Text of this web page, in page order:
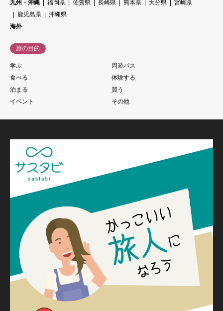
九州・沖縄
福岡県 佐賀県 長崎県 熊本県 大分県
宮崎県
鹿児島県
沖縄県
海外
旅の目的
学ぶ
周遊パス
食べる
体験する
泊まる
買う
イベント
その他